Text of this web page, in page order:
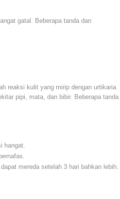
gatal. Beberapa tanda dan
reaksi kulit yang mirip dengan urtikaria
pipi, mata, dan bibir. Beberapa tanda
hangat.
mereda setelah 3 hari bahkan lebih.